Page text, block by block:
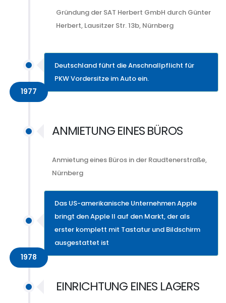
Gründung der SAT Herbert GmbH durch Günter
Herbert, Lausitzer Str. 13b, Nürnberg
Deutschland führt die Anschnallpflicht für
PKW Vordersitze im Auto ein.
1977
ANMIETUNG EINES BÜROS
Anmietung eines Büros in der Raudtenerstraße,
Nürnberg
Das US-amerikanische Unternehmen Apple
bringt den Apple II auf den Markt, der als
erster komplett mit Tastatur und Bildschirm
ausgestattet ist
1978
EINRICHTUNG EINES LAGERS